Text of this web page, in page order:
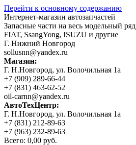
Перейти к основному содержанию
Интернет-магазин автозапчастей
Запасные части на весь модельный ряд
FIAT, SsangYong, ISUZU и другие
Г. Нижний Новгород
sollusnn@yandex.ru
Магазин:
Г. Н.Новгород, ул. Волочильная 1а
+7 (909) 289-66-44
+7 (831) 463-62-52
oil-carnn@yandex.ru
АвтоТехЦентр:
Г. Н.Новгород, ул. Волочильная 1а
+7 (831) 212-89-63
+7 (963) 232-89-63
Всего: 0,00 руб.